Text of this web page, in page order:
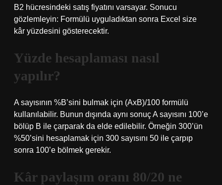
B2 hücresindeki satış fiyatını varsayar. Sonucu
gözlemleyin: Formülü uyguladıktan sonra Excel size
kâr yüzdesini gösterecektir.
Yüzde hesaplaması nasıl
yapılır?
A sayısının %B’sini bulmak için (AxB)/100 formülü
kullanılabilir. Bunun dışında aynı sonuç A sayısını 100’e
bölüp B ile çarparak da elde edilebilir. Örneğin 300’ün
%50’sini hesaplamak için 300 sayısını 50 ile çarpıp
sonra 100’e bölmek gerekir.
Kâr paylaşım oranı 80/20 ne